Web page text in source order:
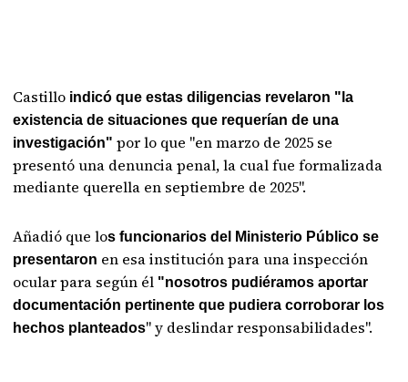
Castillo indicó que estas diligencias revelaron "la
existencia de situaciones que requerían de una
investigación"por lo que "en marzo de 2025 se
presentó una denuncia penal, la cual fue formalizada
mediante querella en septiembre de 2025".
Añadió que los funcionarios del Ministerio Público se
presentaron en esa institución para una inspección
ocular para según él "nosotros pudiéramos aportar
documentación pertinente que pudiera corroborar los
hechos planteados" y deslindar responsabilidades".